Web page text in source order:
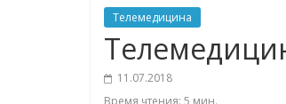
Телемедицина
11.07.2018